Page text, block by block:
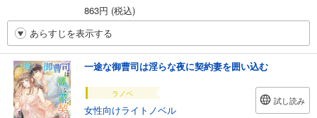
863円 (税込)
あらすじを表示する
一途な御曹司は淫らな夜に契約妻を囲い込む
ラノベ
女性向けライトノベル
試し読み